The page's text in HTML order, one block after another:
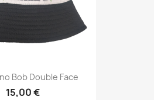
Bob Double Face
15,00 €